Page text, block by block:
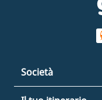
Società